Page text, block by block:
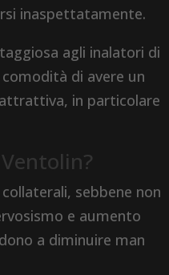
inaspettatamente.
agli inalatori di
di avere un
in particolare
sebbene non
e aumento
a diminuire man